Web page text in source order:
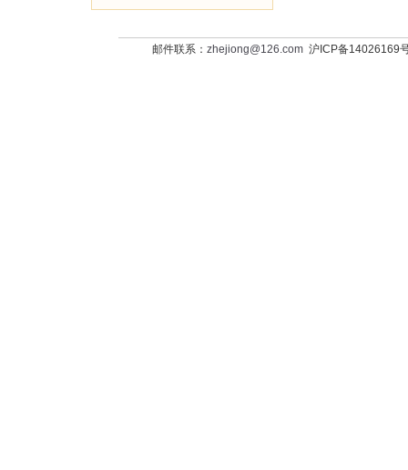
邮件联系： zhejiong@126.com沪ICP备14026169